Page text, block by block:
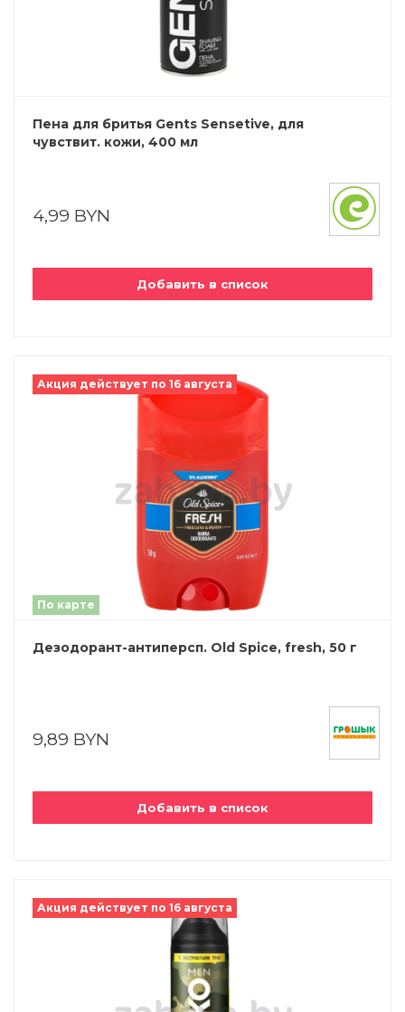
Пена для бритья Gents Sensetive, для
чувствит. кожи, 400 мл
4,99 BYN
Добавить в список
Акция действует по 16 августа
По карте
Дезодорант-антиперсп. Old Spice, fresh, 50 г
9,89 BYN
Добавить в список
Акция действует по 16 августа